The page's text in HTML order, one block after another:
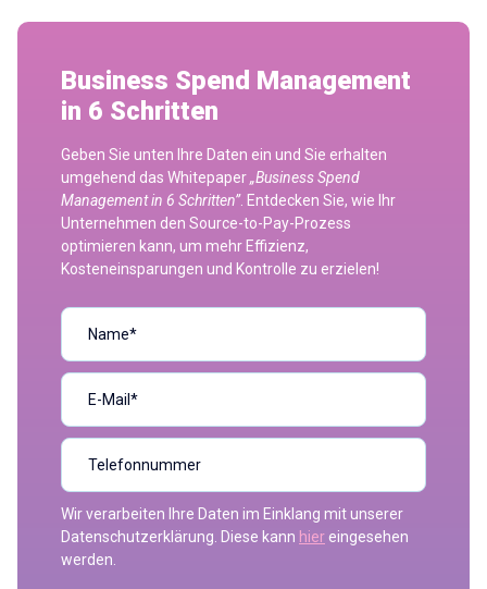
Business Spend Management
in 6 Schritten
Geben Sie unten Ihre Daten ein und Sie erhalten
umgehend das Whitepaper„Business Spend
Management in 6 Schritten”. Entdecken Sie, wie Ihr
Unternehmen den Source-to-Pay-Prozess
optimieren kann, um mehr Effizienz,
Kosteneinsparungen und Kontrolle zu erzielen!
Wir verarbeiten Ihre Daten im Einklang mit unserer
Datenschutzerklärung. Diese kann hier eingesehen
werden.